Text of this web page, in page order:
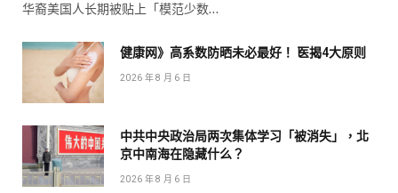
华裔美国人长期被贴上「模范少数…
健康网》高系数防晒未必最好！ 医揭4大原则
2026 年 8 月 6 日
中共中央政治局两次集体学习「被消失」，北
京中南海在隐藏什么？
2026 年 8 月 6 日